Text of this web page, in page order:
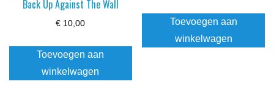
Back Up Against The Wall
€ 10,00
Toevoegen aan
winkelwagen
Toevoegen aan
winkelwagen